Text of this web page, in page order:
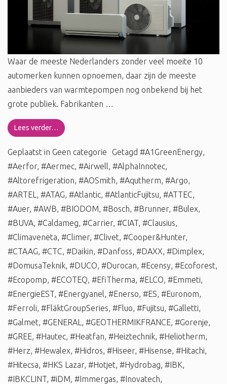
Waar de meeste Nederlanders zonder veel moeite 10
automerken kunnen opnoemen, daar zijn de meeste
aanbieders van warmtepompen nog onbekend bij het
grote publiek. Fabrikanten …
Lees verder…
Geplaatst in Geen categorie Getagd #A1GreenEnergy,
#Aerfor, #Aermec, #Airwell, #AlphaInnotec,
#Altorefrigeration, #AOSmith, #Aqutherm, #Argo,
#ARTEL , #ATAG, #Atlantic, #AtlanticFujitsu, #ATTEC,
#Auer, #AWB, #BIODOM, #Bosch, #Brunner, #Bulex,
#BUVA, #Caldameg, #Carrier, #CIAT, #Clausius,
#Climaveneta, #Climer, #Clivet, #Cooper&Hunter,
#CTAAG, #CTC, #Daikin, #Danfoss, #DAXX, #Dimplex,
#DomusaTeknik, #DUCO, #Durocan, #Ecensy, #Ecoforest,
#Ecopomp, #ECOTEQ, #EfiTherma, #ELCO, #Emmeti,
#EnergieEST, #Energyanel, #Enerso, #ES, #Euronom,
#Ferroli, #FläktGroupSeries, #Fluo, #Fujitsu, #Galletti,
#Galmet, #GENERAL , #GEOTHERMIKFRANCE, #Gorenje,
#GREE, #Hautec, #Heatfan, #Heiztechnik, #Heliotherm,
#Herz, #Hewalex, #Hidros, #Hiseer, #Hisense, #Hitachi,
#Hitecsa, #HKS Lazar, #Hotjet, #Hydrobag, #IBK,
#IBKCLINT, #iDM, #Immergas, #Inovatech,